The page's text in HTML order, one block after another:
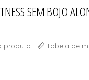
TODOS DE DIVINA SUN -
TODOS DE
SEM BOJO
produto Tabela de